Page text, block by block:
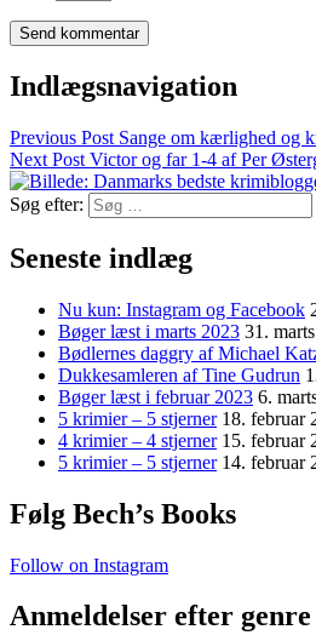
Indlægsnavigation
Previous Post Sange om kærlighed og
Next Post Victor og far 1-4 af Per
Søg efter:
Seneste indlæg
Nu kun: Instagram og Facebook
Bøger læst i marts 2023 31.
Bødlernes daggry af Michael
Dukkesamleren af Tine Gudrun
Bøger læst i februar 2023 6.
5 krimier – 5 stjerner 18. februar
4 krimier – 4 stjerner 15. februar
5 krimier – 5 stjerner 14. februar
Følg Bech’s Books
Follow on Instagram
Anmeldelser efter genre